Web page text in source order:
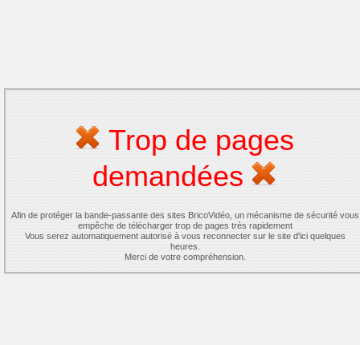
Trop de pages
demandées
Afin de protéger la bande-passante des sites BricoVidéo, un mécanisme de sécurité vous
empêche de télécharger trop de pages très rapidement
Vous serez automatiquement autorisé à vous reconnecter sur le site d'ici quelques
heures.
Merci de votre compréhension.